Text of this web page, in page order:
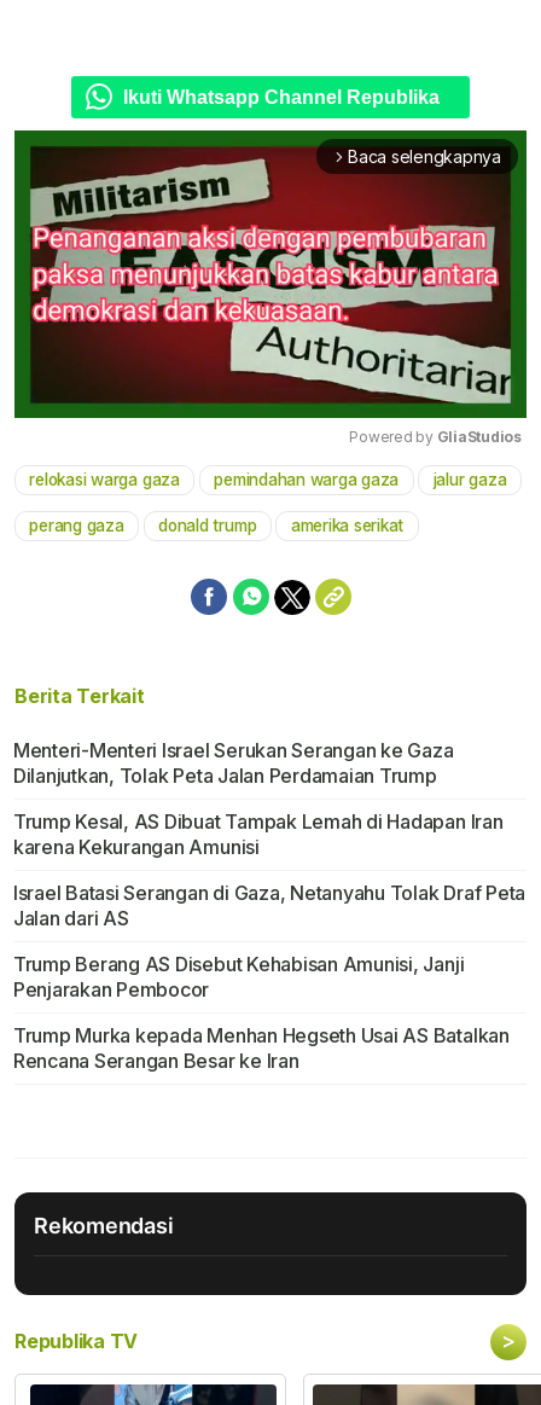
Ikuti Whatsapp Channel Republika
arrow_forward_ios Baca selengkapnya
Mute
Powered by GliaStudios
relokasi warga gaza pemindahan warga gaza jalur gaza
perang gaza donald trump amerika serikat
Berita Terkait
Menteri-Menteri Israel Serukan Serangan ke Gaza
Dilanjutkan, Tolak Peta Jalan Perdamaian Trump
Trump Kesal, AS Dibuat Tampak Lemah di Hadapan Iran
karena Kekurangan Amunisi
Israel Batasi Serangan di Gaza, Netanyahu Tolak Draf Peta
Jalan dari AS
Trump Berang AS Disebut Kehabisan Amunisi, Janji
Penjarakan Pembocor
Trump Murka kepada Menhan Hegseth Usai AS Batalkan
Rencana Serangan Besar ke Iran
Rekomendasi
Republika TV >